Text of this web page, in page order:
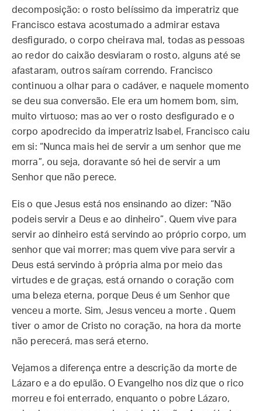
decomposição: o rosto belíssimo da imperatriz que
Francisco estava acostumado a admirar estava
desfigurado, o corpo cheirava mal, todas as pessoas
ao redor do caixão desviaram o rosto, alguns até se
afastaram, outros saíram correndo. Francisco
continuou a olhar para o cadáver, e naquele momento
se deu sua conversão. Ele era um homem bom, sim,
muito virtuoso; mas ao ver o rosto desfigurado e o
corpo apodrecido da imperatriz Isabel, Francisco caiu
em si: “Nunca mais hei de servir a um senhor que me
morra”, ou seja, doravante só hei de servir a um
Senhor que não perece.
Eis o que Jesus está nos ensinando ao dizer: “Não
podeis servir a Deus e ao dinheiro”. Quem vive para
servir ao dinheiro está servindo ao próprio corpo, um
senhor que vai morrer; mas quem vive para servir a
Deus está servindo à própria alma por meio das
virtudes e de graças, está ornando o coração com
uma beleza eterna, porque Deus é um Senhor que
venceu a morte. Sim, Jesus venceu a morte . Quem
tiver o amor de Cristo no coração, na hora da morte
não perecerá, mas será eterno.
Vejamos a diferença entre a descrição da morte de
Lázaro e a do epulão. O Evangelho nos diz que o rico
morreu e foi enterrado, enquanto o pobre Lázaro,